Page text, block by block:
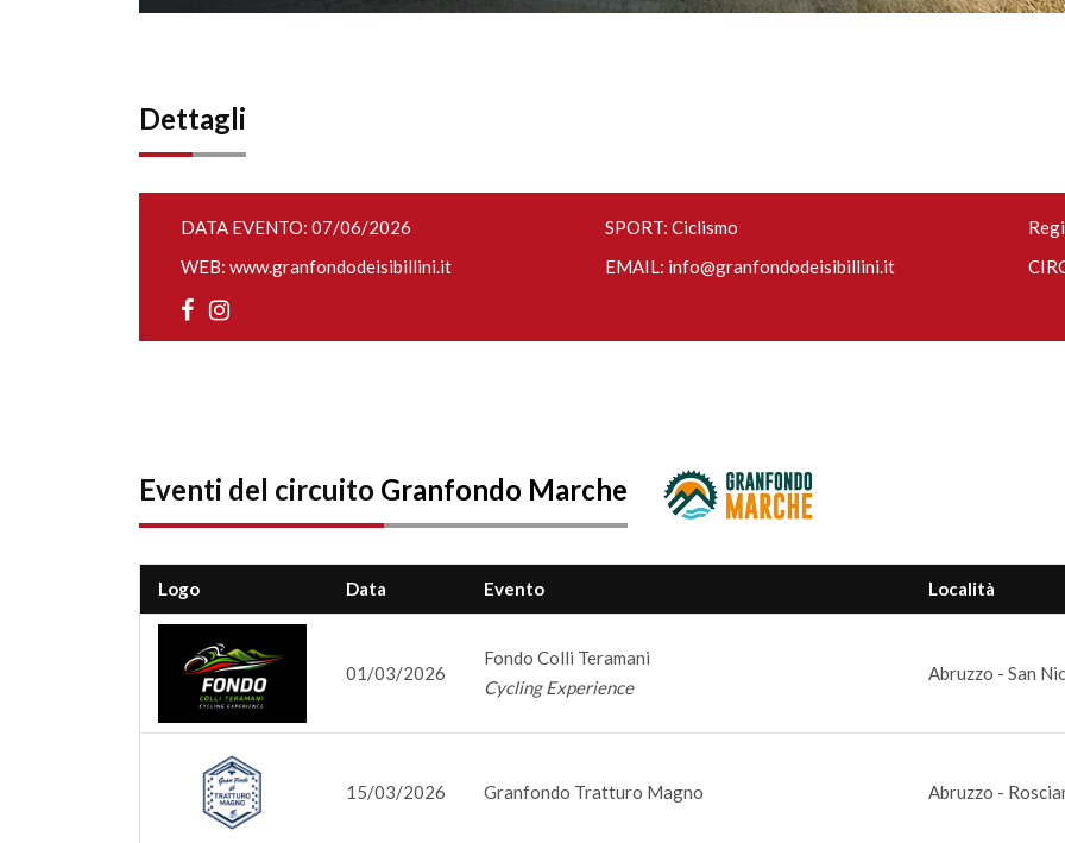
Dettagli
DATA EVENTO: 07/06/2026 SPORT: Ciclismo
WEB: www.granfondodeisibillini.it EMAIL: info@granfondodeisibillini.it
Eventi del circuito Granfondo Marche
Logo Data Evento Località
01/03/2026
Fondo Colli Teramani
Cycling Experience
Abruzzo - San
15/03/2026 Granfondo Tratturo Magno Abruzzo -